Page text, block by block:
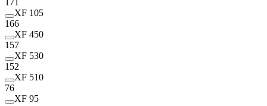
171
XF 105
166
XF 450
157
XF 530
152
XF 510
76
XF 95